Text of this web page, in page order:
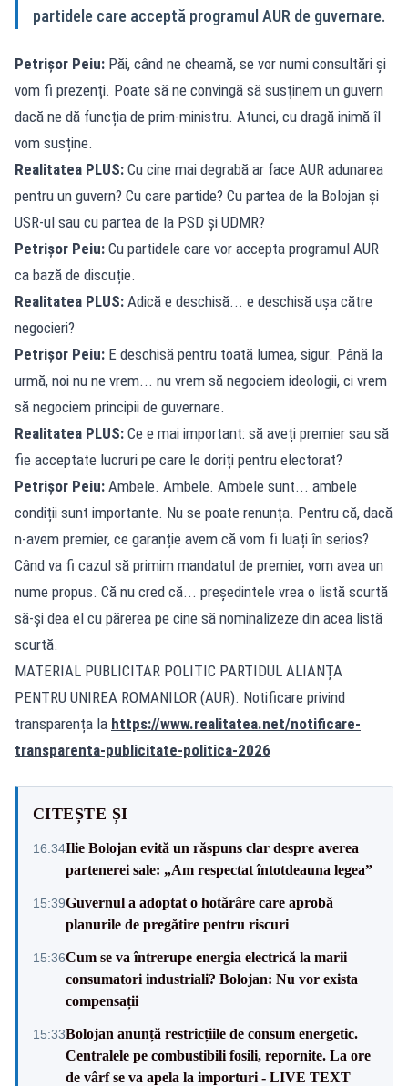
partidele care acceptă programul AUR de guvernare.
Petrișor Peiu: Păi, când ne cheamă, se vor numi consultări și
vom fi prezenți. Poate să ne convingă să susținem un guvern
dacă ne dă funcția de prim-ministru. Atunci, cu dragă inimă îl
vom susține.
Realitatea PLUS: Cu cine mai degrabă ar face AUR adunarea
pentru un guvern? Cu care partide? Cu partea de la Bolojan și
USR-ul sau cu partea de la PSD și UDMR?
Petrișor Peiu: Cu partidele care vor accepta programul AUR
ca bază de discuție.
Realitatea PLUS: Adică e deschisă... e deschisă ușa către
negocieri?
Petrișor Peiu: E deschisă pentru toată lumea, sigur. Până la
urmă, noi nu ne vrem... nu vrem să negociem ideologii, ci vrem
să negociem principii de guvernare.
Realitatea PLUS: Ce e mai important: să aveți premier sau să
fie acceptate lucruri pe care le doriți pentru electorat?
Petrișor Peiu: Ambele. Ambele. Ambele sunt... ambele
condiții sunt importante. Nu se poate renunța. Pentru că, dacă
n-avem premier, ce garanție avem că vom fi luați în serios?
Când va fi cazul să primim mandatul de premier, vom avea un
nume propus. Că nu cred că... președintele vrea o listă scurtă
să-și dea el cu părerea pe cine să nominalizeze din acea listă
scurtă.
MATERIAL PUBLICITAR POLITIC PARTIDUL ALIANȚA
PENTRU UNIREA ROMANILOR (AUR). Notificare privind
transparența la https://www.realitatea.net/notificare-
transparenta-publicitate-politica-2026
CITEȘTE ȘI
16:34Ilie Bolojan evită un răspuns clar despre averea
partenerei sale: „Am respectat întotdeauna legea”
15:39Guvernul a adoptat o hotărâre care aprobă
planurile de pregătire pentru riscuri
15:36Cum se va întrerupe energia electrică la marii
consumatori industriali? Bolojan: Nu vor exista
compensații
15:33Bolojan anunță restricțiile de consum energetic.
Centralele pe combustibili fosili, repornite. La ore
de vârf se va apela la importuri - LIVE TEXT